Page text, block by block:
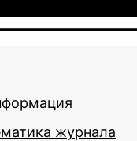
журнала